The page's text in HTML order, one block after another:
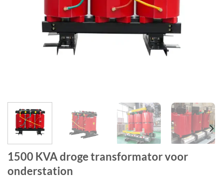
1500 KVA droge transformator voor
onderstation